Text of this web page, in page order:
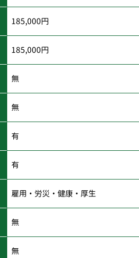
185,000円
185,000円
無
無
有
有
雇用・労災・健康・厚生
無
無